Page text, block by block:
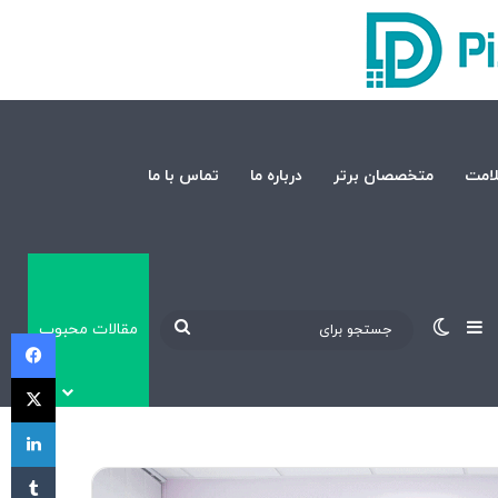
متخصصان برتر درباره ما تماس با ما
نوارکناریتغییر پوسته
جستجومقالات محبوب
X